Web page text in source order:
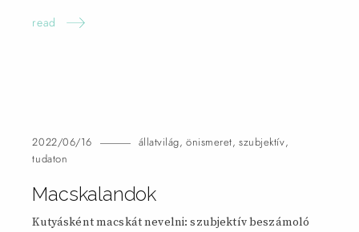
read
2022/06/16 állatvilág,önismeret,szubjektív,
tudaton
Macskalandok
Kutyásként macskát nevelni: szubjektív beszámoló